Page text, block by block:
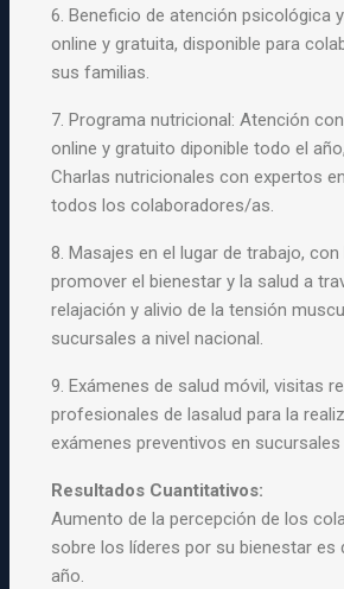
6. Beneficio de atención psicológicay
onlineygratuita, disponible para
sus familias.
7.Programa nutricional: Atención
onliney gratuito diponible todo el
Charlas nutricionales con expertos
todoslos colaboradores/as.
8. Masajes en el lugar de trabajo, con
promover elbienestar y la salud a
relajacióny alivio de la tensión
sucursales a nivel nacional.
9. Exámenes de salud móvil, visitas
profesionales de lasalud para la
exámenes preventivos en sucursales
Resultados Cuantitativos:
Aumento de la percepción delos
sobrelos líderes por subienestar es
año.